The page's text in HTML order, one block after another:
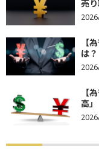
売
【
は？
【
高」